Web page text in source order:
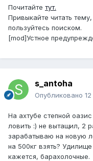
Почитайте тут.
Привыкайте читать
пользуйтесь поиском.
[mod]Устное
s_antoha
Опубликовано
На ахтубе степной
ловить :) не вытащил, 2
зарабатываю на новую
на 500кг взять?
кажется, барахолочные.